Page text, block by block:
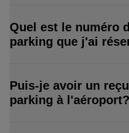
Quel est le numéro
parking que j'ai
Puis-je avoir un
parking à l'aéroport?